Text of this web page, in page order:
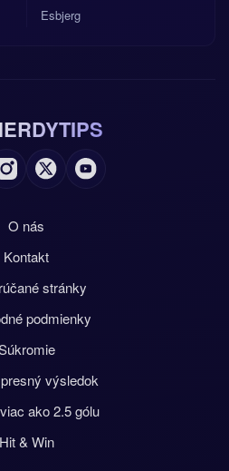
Esbjerg
O nás
Kontakt
stránky
podmienky
výsledok
ako 2.5 gólu
Hit & Win